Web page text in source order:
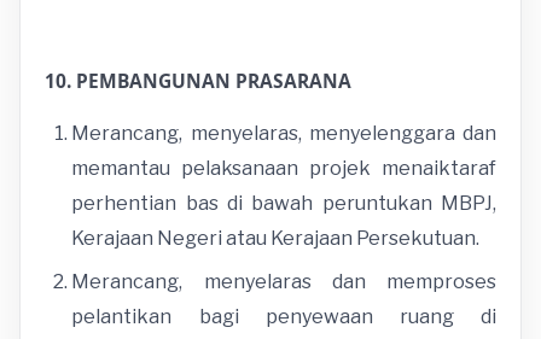
10. PEMBANGUNAN PRASARANA
Merancang, menyelaras, menyelenggara dan
memantau pelaksanaan projek menaiktaraf
perhentian bas di bawah peruntukan MBPJ,
Kerajaan Negeri atau Kerajaan Persekutuan.
Merancang, menyelaras dan memproses
pelantikan bagi penyewaan ruang di